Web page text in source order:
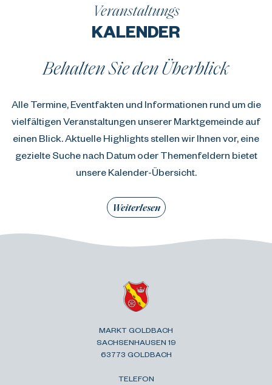
Veranstaltungs
KALENDER
Behalten Sie den Überblick
Alle Termine, Eventfakten und Informationen rund um die
vielfältigen Veranstaltungen unserer Marktgemeinde auf
einen Blick. Aktuelle Highlights stellen wir Ihnen vor, eine
gezielte Suche nach Datum oder Themenfeldern bietet
unsere Kalender-Übersicht.
Weiterlesen
MARKT GOLDBACH
SACHSENHAUSEN 19
63773 GOLDBACH
TELEFON